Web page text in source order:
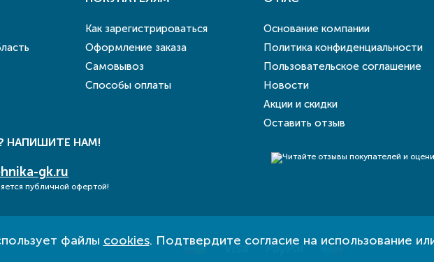
файлы cookies. Подтвердите согласие на использование
Как зарегистрироваться
Оформление заказа
Самовывоз
Способы оплаты
Основание компании
Политика конфиденциальности
Пользовательское соглашение
Новости
Акции и скидки
Оставить отзыв
НАПИШИТЕ НАМ!
gk.ru
публичной офертой!